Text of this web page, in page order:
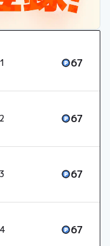
67
67
67
67